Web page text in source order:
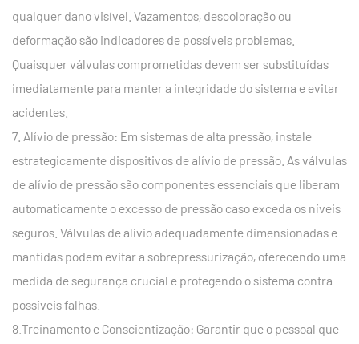
qualquer dano visível. Vazamentos, descoloração ou
deformação são indicadores de possíveis problemas.
Quaisquer válvulas comprometidas devem ser substituídas
imediatamente para manter a integridade do sistema e evitar
acidentes.
7. Alívio de pressão: Em sistemas de alta pressão, instale
estrategicamente dispositivos de alívio de pressão. As válvulas
de alívio de pressão são componentes essenciais que liberam
automaticamente o excesso de pressão caso exceda os níveis
seguros. Válvulas de alívio adequadamente dimensionadas e
mantidas podem evitar a sobrepressurização, oferecendo uma
medida de segurança crucial e protegendo o sistema contra
possíveis falhas.
8.Treinamento e Conscientização: Garantir que o pessoal que